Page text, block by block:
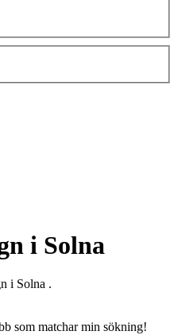
i Solna
i Solna .
som matchar min sökning!